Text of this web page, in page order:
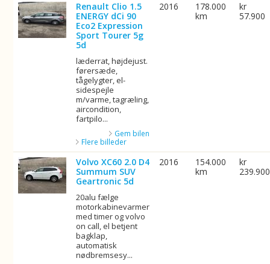
Renault Clio 1.5
ENERGY dCi 90
Eco2 Expression
Sport Tourer 5g
5d
læderrat, højdejust.
førersæde,
tågelygter, el-
sidespejle
m/varme, tagræling,
aircondition,
fartpilo...
Gem bilen
Flere billeder
2016
178.000
km
kr
57.900
Volvo XC60 2.0 D4
Summum SUV
Geartronic 5d
20alu fælge
motorkabinevarmer
med timer og volvo
on call, el betjent
bagklap,
automatisk
nødbremsesy...
2016
154.000
km
kr
239.900